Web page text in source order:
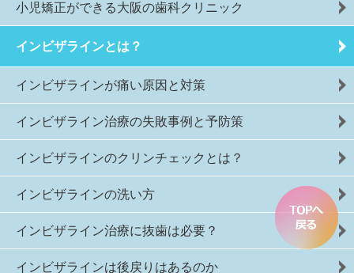
小児矯正ができる大阪の歯科クリニック
インビザラインとは？
インビザラインが痛い原因と対策
インビザライン治療の失敗事例と予防策
インビザラインのクリンチェックとは？
インビザラインの洗い方
インビザライン治療に抜歯は必要？
インビザラインは後戻りはあるのか